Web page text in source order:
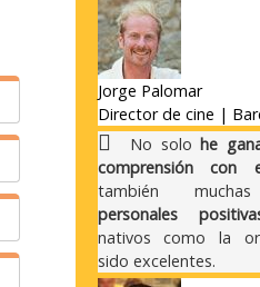
Jorge Palomar
Director de cine |
No solohe
comprensión con
también
personales
nativos como la
sido excelentes.